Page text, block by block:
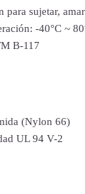
para sujetar,
-40°C ~
B-117
(Nylon 66)
UL 94 V-2